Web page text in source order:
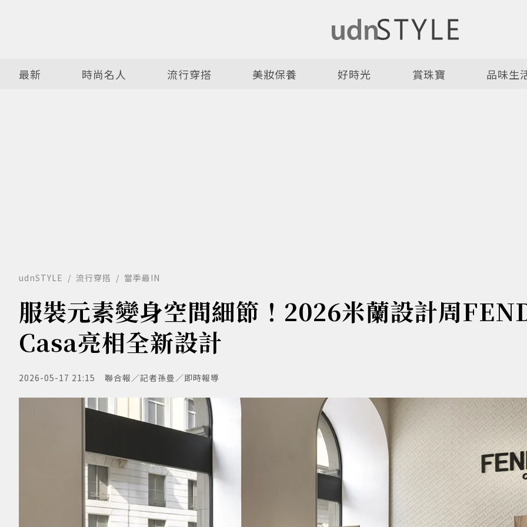
最新 時尚名人 流行穿搭 美妝保養 好時光 賞珠寶 品味生
udnSTYLE 流行穿搭 當季最IN
服裝元素變身空間細節！2026米蘭設計周
Casa亮相全新設計
2026-05-17 21:15 聯合報／記者孫曼／即時報導